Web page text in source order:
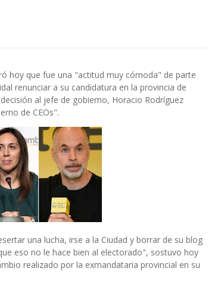
hoy que fue una "actitud muy cómoda" de parte
renunciar a su candidatura en la provincia de
al jefe de gobierno, Horacio Rodríguez
de CEOs".
una lucha, irse a la Ciudad y borrar de su blog
eso no le hace bien al electorado", sostuvo hoy
realizado por la exmandataria provincial en su